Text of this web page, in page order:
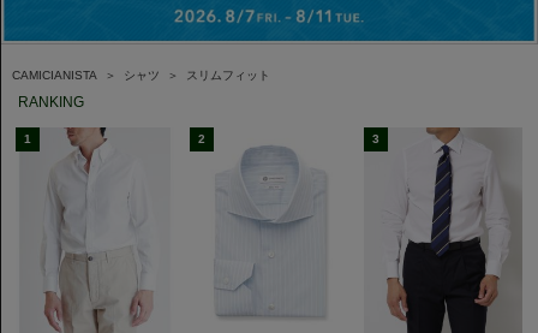
CAMICIANISTA ＞ シャツ ＞ スリムフィット
RANKING
1 2 3